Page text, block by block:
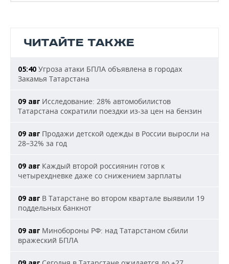
ЧИТАЙТЕ ТАКЖЕ
05:40 Угроза атаки БПЛА объявлена в городах
Закамья Татарстана
09 авг Исследование: 28% автомобилистов
Татарстана сократили поездки из-за цен на бензин
09 авг Продажи детской одежды в России выросли на
28–32% за год
09 авг Каждый второй россиянин готов к
четырехдневке даже со снижением зарплаты
09 авг В Татарстане во втором квартале выявили 19
поддельных банкнот
09 авг Минобороны РФ: над Татарстаном сбили
вражеский БПЛА